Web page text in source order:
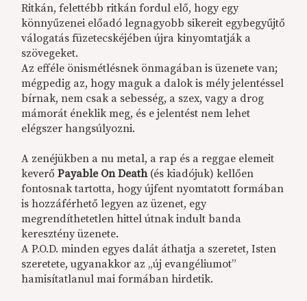
Ritkán, felettébb ritkán fordul elő, hogy egy
könnyűzenei előadó legnagyobb sikereit egybegyűjtő
válogatás füzetecskéjében újra kinyomtatják a
szövegeket.
Az efféle önismétlésnek önmagában is üzenete van;
mégpedig az, hogy maguk a dalok is mély jelentéssel
bírnak, nem csak a sebesség, a szex, vagy a drog
mámorát éneklik meg, és e jelentést nem lehet
elégszer hangsúlyozni.
A zenéjükben a nu metal, a rap és a reggae elemeit
keverőPayable On Death(és kiadójuk) kellően
fontosnak tartotta, hogy újfent nyomtatott formában
is hozzáférhető legyen az üzenet, egy
megrendíthetetlen hittel útnak indult banda
keresztény üzenete.
A P.O.D. minden egyes dalát áthatja a szeretet, Isten
szeretete, ugyanakkor az „új evangéliumot”
hamisítatlanul mai formában hirdetik.